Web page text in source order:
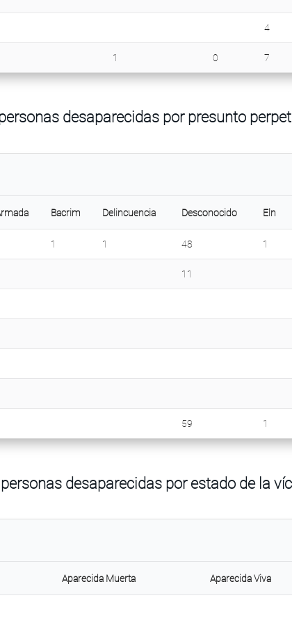
4
1 0 7
desaparecidas por presunto
Bacrim Delincuencia Desconocido Eln
1 1 48 1
11
59 1
desaparecidas por estado de la
Aparecida Muerta Aparecida Viva